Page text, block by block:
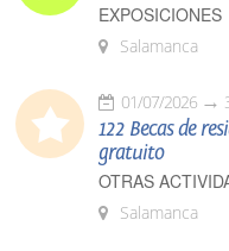
EXPOSICIONES
Salamanca
01/07/2026
122 Becas de
gratuito
OTRAS
Salamanca